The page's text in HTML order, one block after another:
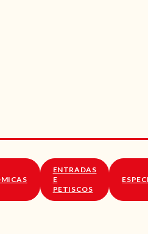
SOBRE NÓS
ENTRADAS
E
PETISCOS